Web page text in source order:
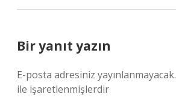
Bir yanıt yazın
E-posta adresiniz yayınlanmayacak.
ile işaretlenmişlerdir